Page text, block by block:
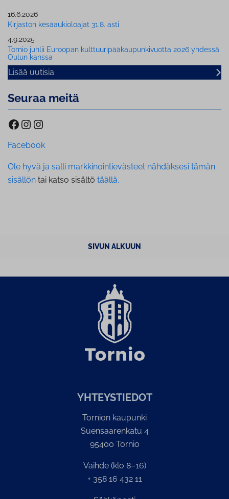
16.6.2026
Kirjaston ke­sä­au­kio­loa­jat 31.8. asti
4.9.2025
Tornio juhlii Euroopan kult­tuu­ri­pää­kau­pun­ki­vuot­ta 2026 yhdessä
Oulun kanssa
Lisää uutisia
Seuraa meitä
Facebook Instagram Instagram
Facebook
Ole hyvä ja salli markkinointievästeet nähdäksesi tämän
sisällön tai katso sisältö täällä.
SIVUN ALKUUN
YH­TEYS­TIE­DOT
Tornion kaupunki
Suensaarenkatu 4
95400 Tornio
Vaihde (klo 8–16)
+ 358 16 432 11